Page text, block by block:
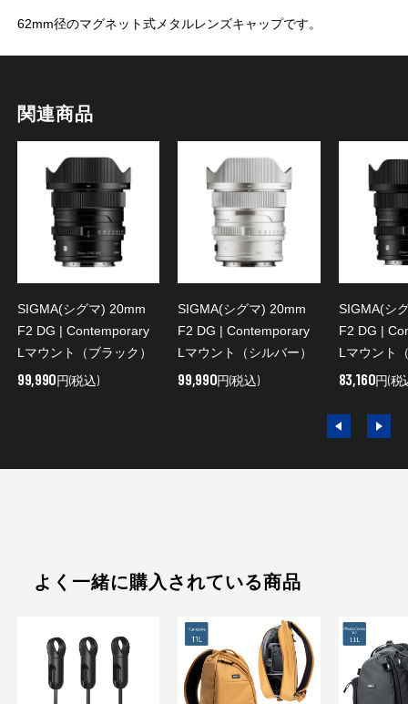
62mm径のマグネット式メタルレンズキャップです。
関連商品
SIGMA(シグマ) 20mm
F2 DG | Contemporary
Lマウント（ブラック）
99,990円(税込)
SIGMA(シグマ) 20mm
F2 DG | Contemporary
Lマウント（シルバー）
99,990円(税込)
SIGMA(シ
F2 DG |
Lマウント
83,160円(税
よく一緒に購入されている商品